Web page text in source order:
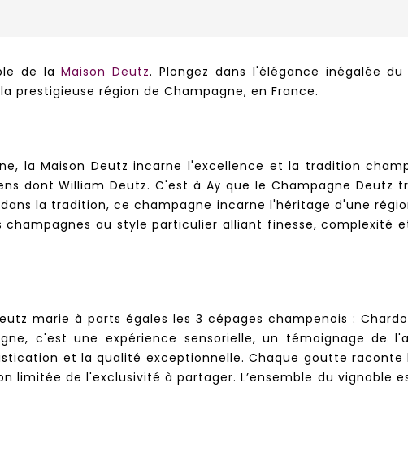
de laMaison Deutz. Plongez dans l'élégance inégalée
région de Champagne, en France.
la Maison Deutz incarne l'excellence et la tradition
dont William Deutz. C'est à Aÿ que le Champagne Deutz
la tradition, ce champagne incarne l'héritage d'une
au style particulier alliant finesse, complexité
marie à parts égales les 3 cépages champenois :
c'est une expérience sensorielle, un témoignage de
et la qualité exceptionnelle. Chaque goutte raconte
limitée de l'exclusivité à partager. L’ensemble du vignoble